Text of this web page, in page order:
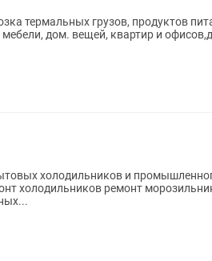
термальных грузов, продуктов
дом. вещей, квартир и
холодильников и